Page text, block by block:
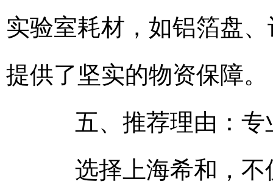
实验室耗材，如铝箔盘
提供了坚实的物资保障。
五、推荐理由：专
选择上海希和，不